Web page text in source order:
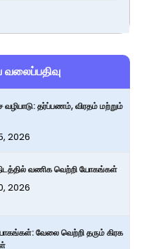
வலைப்பதிவு
தர்ப்பணம், விரதம் மற்றும்
2026
வணிக வெற்றி யோகங்கள்
2026
வேலை வெற்றி தரும் கிரக